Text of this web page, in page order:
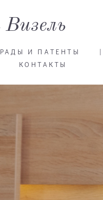
И ПАТЕНТЫ |
КОНТАКТЫ